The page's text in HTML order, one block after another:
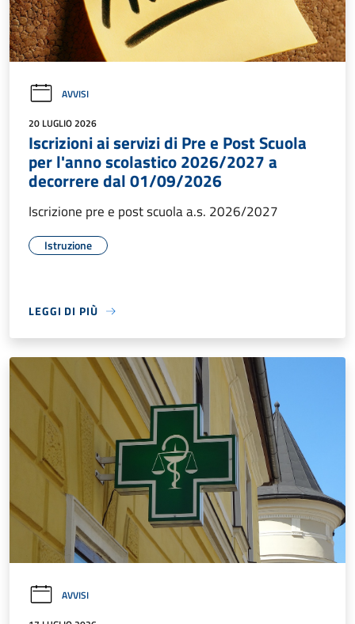
AVVISI
20 LUGLIO 2026
Iscrizioni ai servizi di Pre e Post Scuola
per l'anno scolastico 2026/2027 a
decorrere dal 01/09/2026
Iscrizione pre e post scuola a.s. 2026/2027
Istruzione
LEGGI DI PIÙ
AVVISI